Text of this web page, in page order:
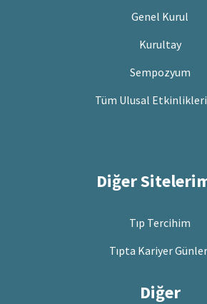
Genel Kurul
Kurultay
Sempozyum
Tüm Ulusal
Diğer
Tıp Tercihim
Tıpta Kariyer
Diğer